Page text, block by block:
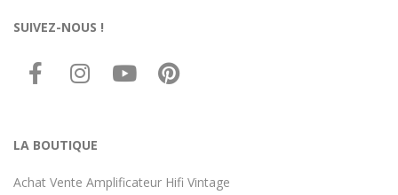
SUIVEZ-NOUS !
LA BOUTIQUE
Achat Vente Amplificateur Hifi Vintage